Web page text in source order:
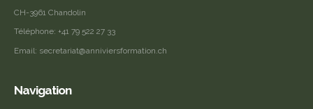
CH-3961 Chandolin
Téléphone: +41 79 522 27 33
Email: secretariat@anniviersformation.ch
Navigation